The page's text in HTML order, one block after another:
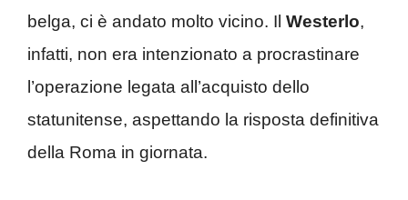
belga, ci è andato molto vicino. Il Westerlo,
infatti, non era intenzionato a procrastinare
l’operazione legata all’acquisto dello
statunitense, aspettando la risposta definitiva
della Roma in giornata.